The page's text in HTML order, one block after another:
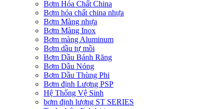
Bơm Hóa Chất China
Bơm hóa chất china nhựa
Bơm Màng nhựa
Bơm Màng Inox
Bơm màng Aluminum
Bơm dầu tự mồi
Bơm Dầu Bánh Răng
Bơm Dầu Nóng
Bơm Dầu Thùng Phi
Bơm định Lượng PSP
Hệ Thống Vệ Sinh
bơm định lượng ST SERIES